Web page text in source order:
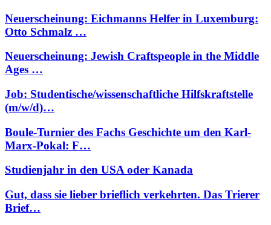
Neuerscheinung: Eichmanns Helfer in Luxemburg:
Otto Schmalz …
Neuerscheinung: Jewish Craftspeople in the Middle
Ages …
Job: Studentische/wissenschaftliche Hilfskraftstelle
(m/w/d)…
Boule-Turnier des Fachs Geschichte um den Karl-
Marx-Pokal: F…
Studienjahr in den USA oder Kanada
Gut, dass sie lieber brieflich verkehrten. Das Trierer
Brief…